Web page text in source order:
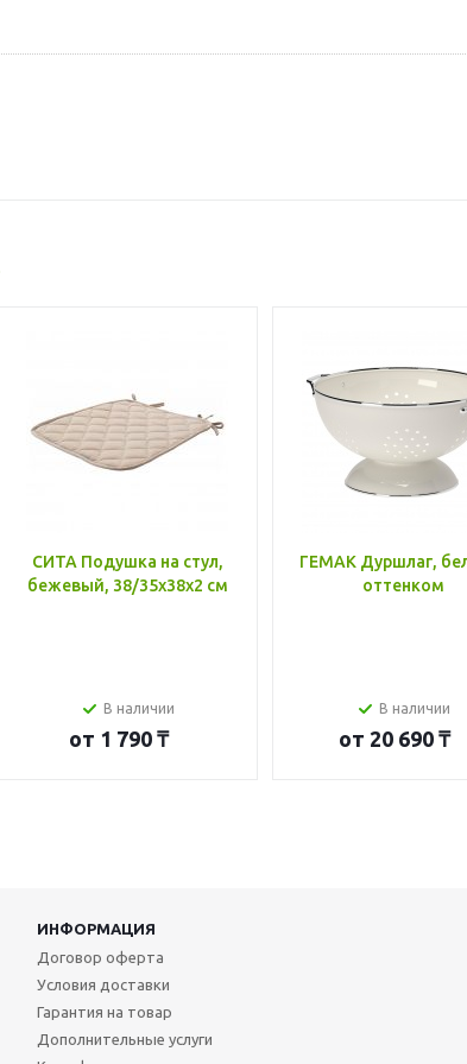
СИТА Подушка на стул,
бежевый, 38/35x38x2 см
В наличии
от 1 790 ₸
ГЕМАК Дуршлаг,
оттенком
В наличии
от 20 690 ₸
ИНФОРМАЦИЯ
Договор оферта
Условия доставки
Гарантия на товар
Дополнительные услуги